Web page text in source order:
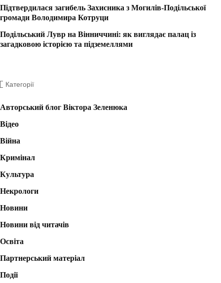
Підтвердилася загибель Захисника з Могилів-Подільської
громади Володимира Котруци
Подільський Лувр на Вінниччині: як виглядає палац із
загадковою історією та підземеллями
Категорії
Авторський блог Віктора Зеленюка
Відео
Війна
Кримінал
Культура
Некрологи
Новини
Новини від читачів
Освіта
Партнерський матеріал
Події